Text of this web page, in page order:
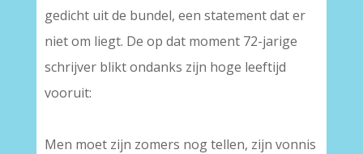
gedicht uit de bundel, een statement dat er
niet om liegt. De op dat moment 72-jarige
schrijver blikt ondanks zijn hoge leeftijd
vooruit:
Men moet zijn zomers nog tellen, zijn vonnis